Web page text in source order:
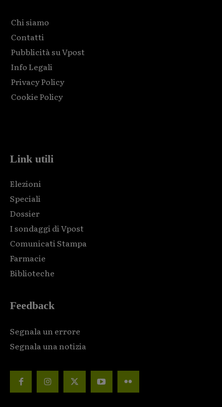
Chi siamo
Contatti
Pubblicità su Vpost
Info Legali
Privacy Policy
Cookie Policy
Link utili
Elezioni
Speciali
Dossier
I sondaggi di Vpost
Comunicati Stampa
Farmacie
Biblioteche
Feedback
Segnala un errore
Segnala una notizia